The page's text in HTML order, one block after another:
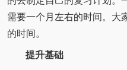
需要一个月左右的时间。大
的时间。
提升基础